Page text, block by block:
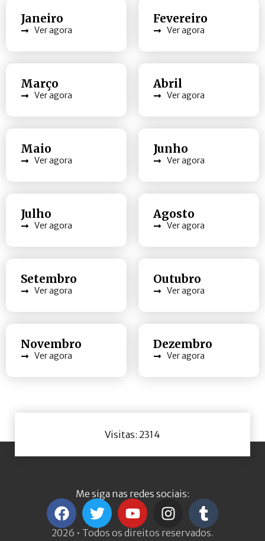
Janeiro
Ver agora
Fevereiro
Ver agora
Março
Ver agora
Abril
Ver agora
Maio
Ver agora
Junho
Ver agora
Julho
Ver agora
Agosto
Ver agora
Setembro
Ver agora
Outubro
Ver agora
Novembro
Ver agora
Dezembro
Ver agora
Visitas: 2314
Me siga nas redes sociais:
2026 • Todos os direitos reservados.